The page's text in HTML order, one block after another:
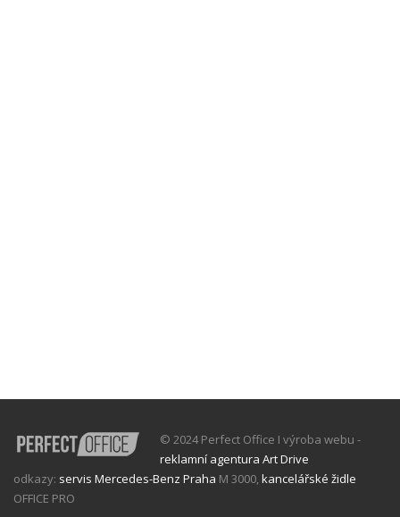
© 2024 Perfect Office I výroba webu -
reklamní agentura Art Drive
odkazy: servis Mercedes-Benz Praha M 3000,kancelářské židle
OFFICE PRO